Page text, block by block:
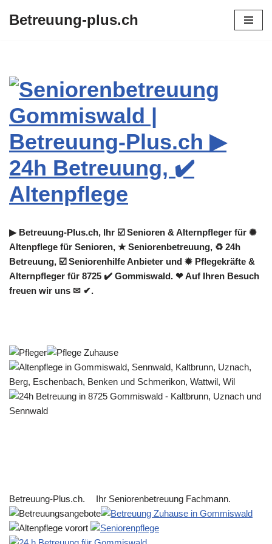
Betreuung-plus.ch
▶︎ Betreuung-Plus.ch, Ihr ☑️ Senioren & Alternpfleger für ✺
Altenpflege für Senioren, ★ Seniorenbetreuung, ♻ 24h
Betreuung, ☑️ Seniorenhilfe Anbieter und ✹ Pflegekräfte &
Alternpfleger für 8725 ✔️ Gommiswald. ❤ Auf Ihren Besuch
freuen wir uns ✉ ✔.
Betreuung-Plus.ch. Ihr Seniorenbetreuung Fachmann.